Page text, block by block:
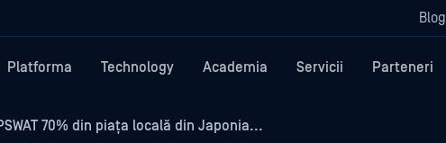
Blog
Platforma Technology Academia Servicii Parteneri
70% din piața locală din Japonia...